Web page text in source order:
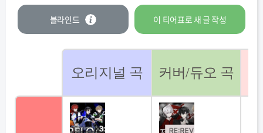
블라인드 이 티어표로 새 글 작성
오리지널 곡 커버/듀오 곡